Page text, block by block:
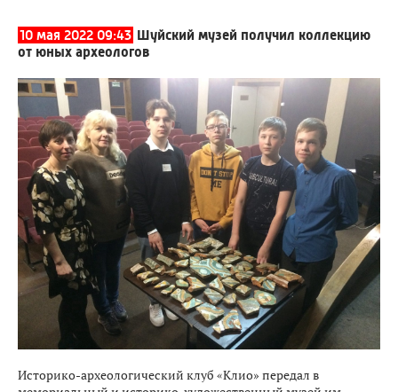
10 мая 2022 09:43 Шуйский музей получил коллекцию
от юных археологов
Историко-археологический клуб «Клио» передал в